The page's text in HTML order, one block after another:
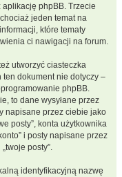
aplikację phpBB. Trzecie
jeden temat na
które tematy
ci nawigacji na forum.
utworzyć ciasteczka
dokument nie dotyczy –
phpBB.
to dane wysyłane przez
napisane przez ciebie jako
posty”, konta użytkownika
i posty napisane przez
posty”.
identyfikacyjną nazwę